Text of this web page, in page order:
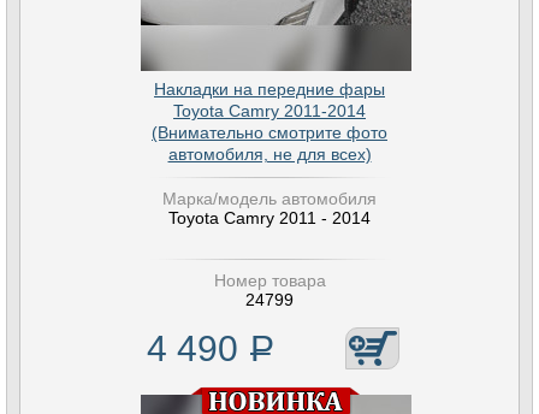
Накладки на передние фары
Toyota Camry 2011-2014
(Внимательно смотрите фото
автомобиля, не для всех)
Марка/модель автомобиля
Toyota Camry 2011 - 2014
Номер товара
24799
4 490 Р